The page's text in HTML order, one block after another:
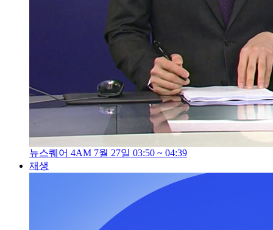
뉴스퀘어 4AM 7월 27일 03:50 ~ 04:39
재생